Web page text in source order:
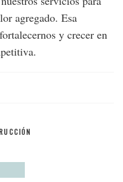
agregado. Esa
y crecer en